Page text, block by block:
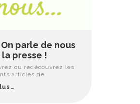
On parle de nous
la presse !
ou redécouvrez les
articles de